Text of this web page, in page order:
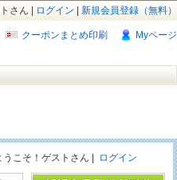
新規会員登録（無料）
ログイン
さん |
Myページ
クーポンまとめ印刷
うこそ！ゲストさん | ログイン